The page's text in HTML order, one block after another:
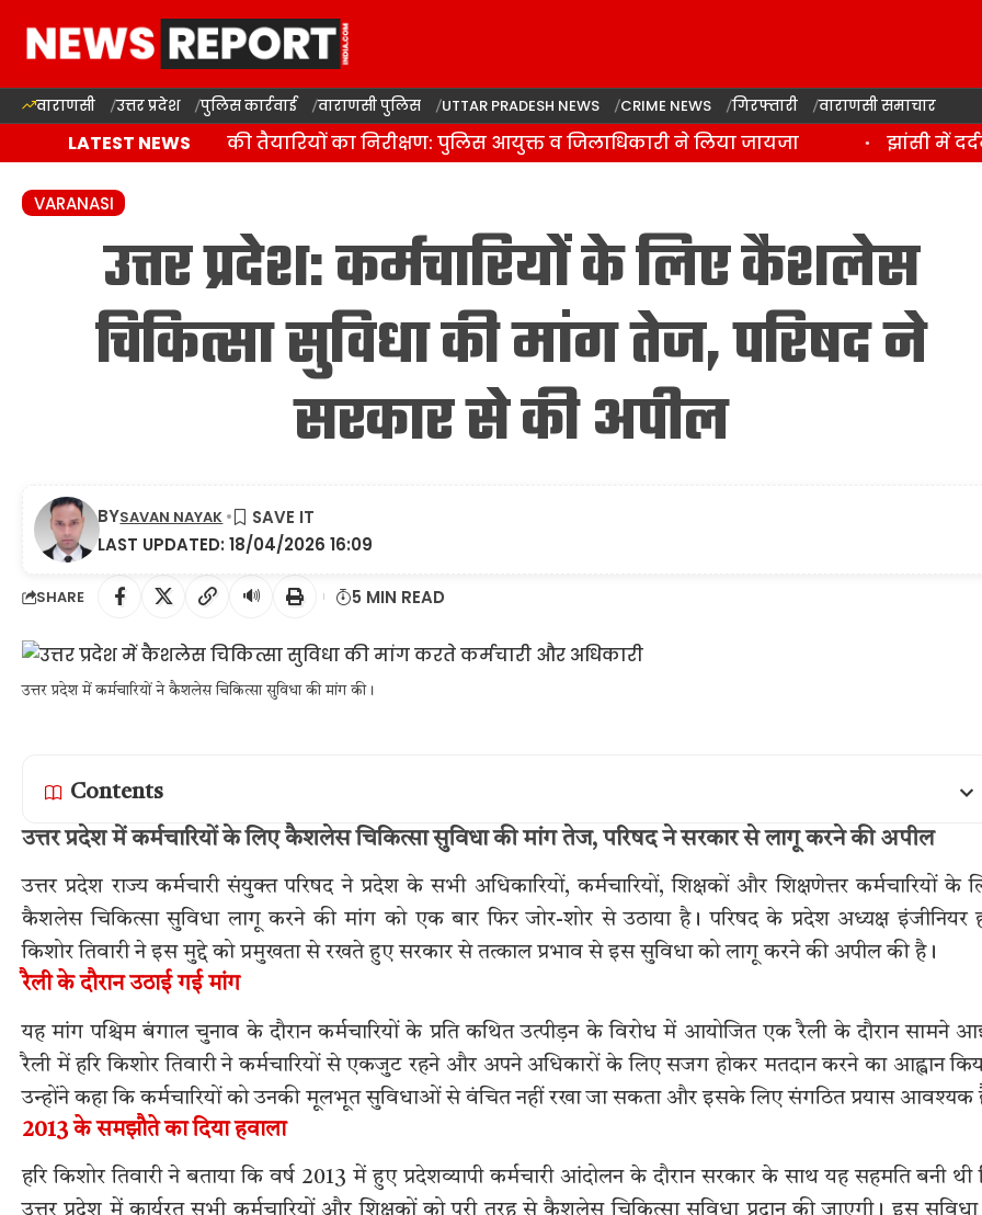
वाराणसी उत्तर प्रदेश पुलिस कार्रवाई वाराणसी पुलिस UTTAR PRADESH NEWS CRIME NEWS गिरफ्तारी वाराणसी समाचार
LATEST NEWS
में कांवड़ यात्रा की तैयारियों का निरीक्षण: पुलिस आयुक्त व जिलाधिकारी ने लिया जायजा झांसी में
VARANASI
उत्तर प्रदेश: कर्मचारियों के लिए कैशलेस
चिकित्सा सुविधा की मांग तेज, परिषद ने
सरकार से की अपील
LAST UPDATED: 18/04/2026 16:09
BYSAVAN NAYAK
SHARE 🔊 5 MIN READ
उत्तर प्रदेश में कर्मचारियों ने कैशलेस चिकित्सा सुविधा की मांग की।
Contents
उत्तर प्रदेश में कर्मचारियों के लिए कैशलेस चिकित्सा सुविधा की मांग तेज, परिषद ने सरकार से लागू करने की अपील
उत्तर प्रदेश राज्य कर्मचारी संयुक्त परिषद ने प्रदेश के सभी अधिकारियों, कर्मचारियों, शिक्षकों और शिक्षणेत्तर कर्मचारियों के
कैशलेस चिकित्सा सुविधा लागू करने की मांग को एक बार फिर जोर-शोर से उठाया है। परिषद के प्रदेश अध्यक्ष इंजीनियर
किशोर तिवारी ने इस मुद्दे को प्रमुखता से रखते हुए सरकार से तत्काल प्रभाव से इस सुविधा को लागू करने की अपील की है।
रैली के दौरान उठाई गई मांग
यह मांग पश्चिम बंगाल चुनाव के दौरान कर्मचारियों के प्रति कथित उत्पीड़न के विरोध में आयोजित एक रैली के दौरान सामने
रैली में हरि किशोर तिवारी ने कर्मचारियों से एकजुट रहने और अपने अधिकारों के लिए सजग होकर मतदान करने का आह्वान
उन्होंने कहा कि कर्मचारियों को उनकी मूलभूत सुविधाओं से वंचित नहीं रखा जा सकता और इसके लिए संगठित प्रयास आवश्यक
2013 के समझौते का दिया हवाला
हरि किशोर तिवारी ने बताया कि वर्ष 2013 में हुए प्रदेशव्यापी कर्मचारी आंदोलन के दौरान सरकार के साथ यह सहमति बनी थी